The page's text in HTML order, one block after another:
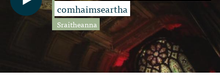
comhaimseartha
Sraitheanna